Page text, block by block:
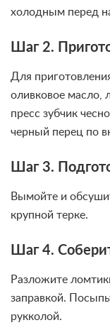
холодным перед
Шаг 2.
Для
оливковое масло,
пресс зубчик
черный перец по
Шаг 3.
Вымойте и
крупной терке.
Шаг 4.
Разложите
заправкой.
рукколой.